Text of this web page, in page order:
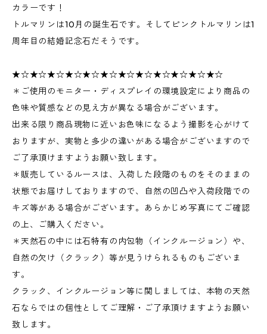
カラーです！
トルマリンは10月の誕生石です。そしてピンクトルマリンは1
周年目の結婚記念石だそうです。
★☆★☆★☆★☆★☆★☆★☆★☆★☆★☆★☆★☆
＊ご使用のモニター・ディスプレイの環境設定により商品の
色味や質感などの見え方が異なる場合がございます。
出来る限り商品現物に近いお色味になるよう撮影を心がけて
おりますが、実物と多少の違いがある場合がございますので
ご了承頂けますようお願い致します。
＊販売しているルースは、入荷した段階のものをそのままの
状態でお届けしておりますので、自然の凹凸や入荷段階での
キズ等がある場合がございます。あらかじめ写真にてご確認
の上、ご購入ください。
＊天然石の中には石特有の内包物（インクルージョン）や、
自然の欠け（クラック）等が見うけられるものもございま
す。
クラック、インクルージョン等に関しましては、本物の天然
石ならではの個性としてご理解・ご了承頂けますようお願い
致します。